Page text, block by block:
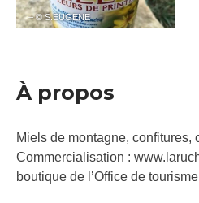
– © S.EUGENE
À propos
Miels de montagne, confitures,
Commercialisation :
boutique de l’Office de